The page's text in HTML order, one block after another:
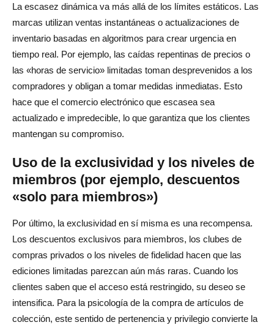
La escasez dinámica va más allá de los límites estáticos. Las
marcas utilizan ventas instantáneas o actualizaciones de
inventario basadas en algoritmos para crear urgencia en
tiempo real. Por ejemplo, las caídas repentinas de precios o
las «horas de servicio» limitadas toman desprevenidos a los
compradores y obligan a tomar medidas inmediatas. Esto
hace que el comercio electrónico que escasea sea
actualizado e impredecible, lo que garantiza que los clientes
mantengan su compromiso.
Uso de la exclusividad y los niveles de
miembros (por ejemplo, descuentos
«solo para miembros»)
Por último, la exclusividad en sí misma es una recompensa.
Los descuentos exclusivos para miembros, los clubes de
compras privados o los niveles de fidelidad hacen que las
ediciones limitadas parezcan aún más raras. Cuando los
clientes saben que el acceso está restringido, su deseo se
intensifica. Para la psicología de la compra de artículos de
colección, este sentido de pertenencia y privilegio convierte la